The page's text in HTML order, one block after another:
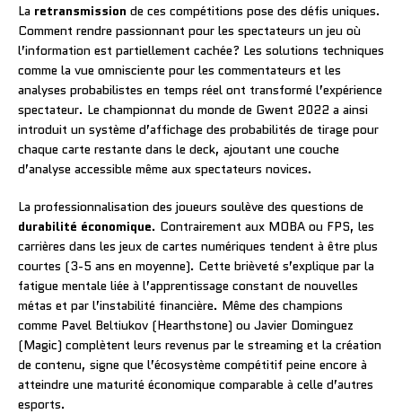
La retransmission de ces compétitions pose des défis uniques.
Comment rendre passionnant pour les spectateurs un jeu où
l’information est partiellement cachée? Les solutions techniques
comme la vue omnisciente pour les commentateurs et les
analyses probabilistes en temps réel ont transformé l’expérience
spectateur. Le championnat du monde de Gwent 2022 a ainsi
introduit un système d’affichage des probabilités de tirage pour
chaque carte restante dans le deck, ajoutant une couche
d’analyse accessible même aux spectateurs novices.
La professionnalisation des joueurs soulève des questions de
durabilité économique. Contrairement aux MOBA ou FPS, les
carrières dans les jeux de cartes numériques tendent à être plus
courtes (3-5 ans en moyenne). Cette brièveté s’explique par la
fatigue mentale liée à l’apprentissage constant de nouvelles
métas et par l’instabilité financière. Même des champions
comme Pavel Beltiukov (Hearthstone) ou Javier Dominguez
(Magic) complètent leurs revenus par le streaming et la création
de contenu, signe que l’écosystème compétitif peine encore à
atteindre une maturité économique comparable à celle d’autres
esports.